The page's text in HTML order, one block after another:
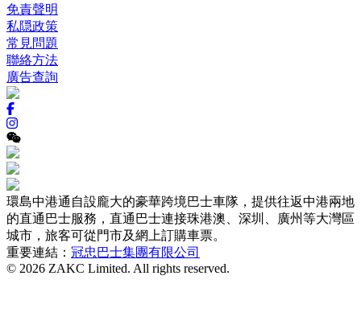
免責聲明
私隠政策
常見問題
聯絡方法
廣告查詢
環島中港通自設龐大的豪華跨境巴士車隊，提供往返中港兩地
的直通巴士服務，直通巴士連接珠港澳、深圳、廣州等大灣區
城市，旅客可從門市及網上訂購車票。
重要連結： 冠忠巴士集團有限公司
© 2026 ZAKC Limited. All rights reserved.